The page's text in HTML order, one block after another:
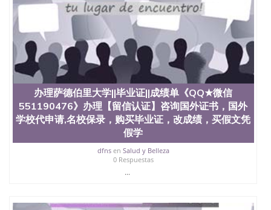
办理萨德伯里大学||毕业证||成绩单《QQ★微信
551190476》办理【留信认证】咨询国外证书，国外
学校代申请,名校保录，购买毕业证，改成绩，买假文凭
假学
dfnsen Salud y Belleza
0 Respuestas
...